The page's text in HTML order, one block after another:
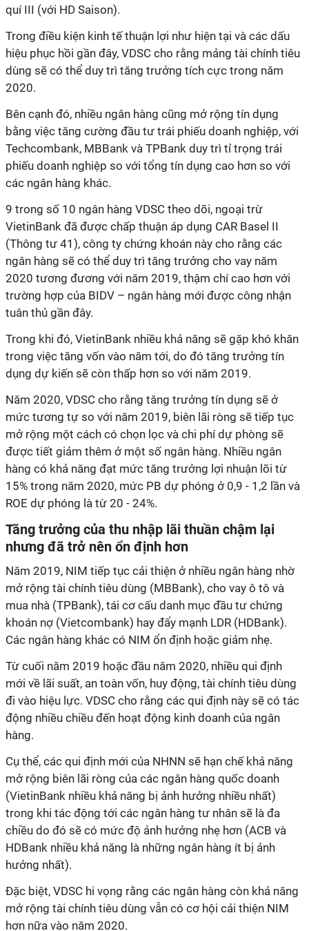
quí III (với HD Saison).
Trong điều kiện kinh tế thuận lợi như hiện tại và các dấu
hiệu phục hồi gần đây, VDSC cho rằng mảng tài chính tiêu
dùng sẽ có thể duy trì tăng trưởng tích cực trong năm
2020.
Bên cạnh đó, nhiều ngân hàng cũng mở rộng tín dụng
bằng việc tăng cường đầu tư trái phiếu doanh nghiệp, với
Techcombank, MBBank và TPBank duy trì tỉ trọng trái
phiếu doanh nghiệp so với tổng tín dụng cao hơn so với
các ngân hàng khác.
9 trong số 10 ngân hàng VDSC theo dõi, ngoại trừ
VietinBank đã được chấp thuận áp dụng CAR Basel II
(Thông tư 41), công ty chứng khoán này cho rằng các
ngân hàng sẽ có thể duy trì tăng trưởng cho vay năm
2020 tương đương với năm 2019, thậm chí cao hơn với
trường hợp của BIDV – ngân hàng mới được công nhận
tuân thủ gần đây.
Trong khi đó, VietinBank nhiều khả năng sẽ gặp khó khăn
trong việc tăng vốn vào năm tới, do đó tăng trưởng tín
dụng dự kiến sẽ còn thấp hơn so với năm 2019.
Năm 2020, VDSC cho rằng tăng trưởng tín dụng sẽ ở
mức tương tự so với năm 2019, biên lãi ròng sẽ tiếp tục
mở rộng một cách có chọn lọc và chi phí dự phòng sẽ
được tiết giảm thêm ở một số ngân hàng. Nhiều ngân
hàng có khả năng đạt mức tăng trưởng lợi nhuận lõi từ
15% trong năm 2020, mức PB dự phóng ở 0,9 - 1,2 lần và
ROE dự phóng là từ 20 - 24%.
Tăng trưởng của thu nhập lãi thuần chậm lại
nhưng đã trở nên ổn định hơn
Năm 2019, NIM tiếp tục cải thiện ở nhiều ngân hàng nhờ
mở rộng tài chính tiêu dùng (MBBank), cho vay ô tô và
mua nhà (TPBank), tái cơ cấu danh mục đầu tư chứng
khoán nợ (Vietcombank) hay đẩy mạnh LDR (HDBank).
Các ngân hàng khác có NIM ổn định hoặc giảm nhẹ.
Từ cuối năm 2019 hoặc đầu năm 2020, nhiều qui định
mới về lãi suất, an toàn vốn, huy động, tài chính tiêu dùng
đi vào hiệu lực. VDSC cho rằng các qui định này sẽ có tác
động nhiều chiều đến hoạt động kinh doanh của ngân
hàng.
Cụ thể, các qui định mới của NHNN sẽ hạn chế khả năng
mở rộng biên lãi ròng của các ngân hàng quốc doanh
(VietinBank nhiều khả năng bị ảnh hưởng nhiều nhất)
trong khi tác động tới các ngân hàng tư nhân sẽ là đa
chiều do đó sẽ có mức độ ảnh hưởng nhẹ hơn (ACB và
HDBank nhiều khả năng là những ngân hàng ít bị ảnh
hưởng nhất).
Đặc biệt, VDSC hi vọng rằng các ngân hàng còn khả năng
mở rộng tài chính tiêu dùng vẫn có cơ hội cải thiện NIM
hơn nữa vào năm 2020.